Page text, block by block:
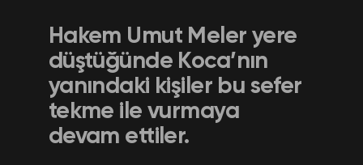
Hakem Umut Meler yere
düştüğünde Koca’nın
yanındaki kişiler bu sefer
tekme ile vurmaya
devam ettiler.